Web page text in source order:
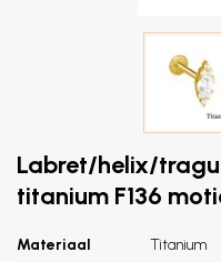
Labret/helix/
titanium F136
Materiaal
Titanium